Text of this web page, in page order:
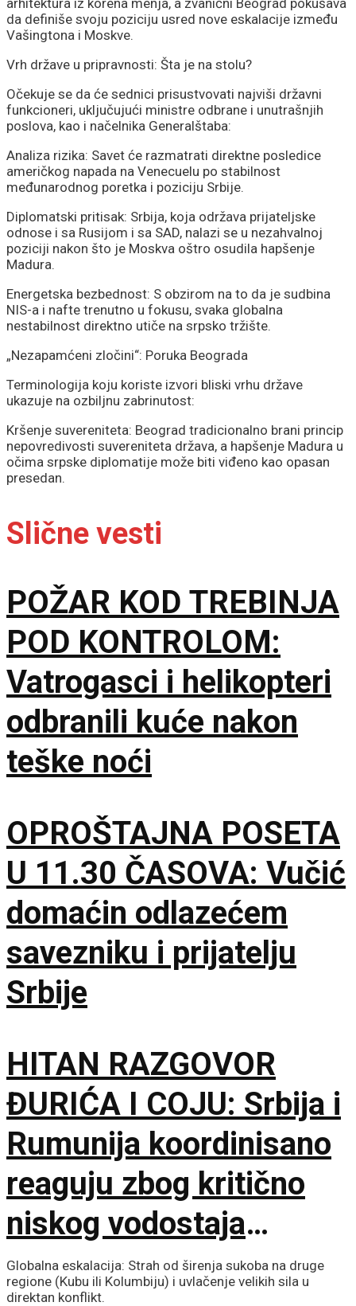
da definiše svoju poziciju usred nove eskalacije između
Vašingtona i Moskve.
Vrh države u pripravnosti: Šta je na stolu?
Očekuje se da će sednici prisustvovati najviši državni
funkcioneri, uključujući ministre odbrane i unutrašnjih
poslova, kao i načelnika Generalštaba:
Analiza rizika: Savet će razmatrati direktne posledice
američkog napada na Venecuelu po stabilnost
međunarodnog poretka i poziciju Srbije.
Diplomatski pritisak: Srbija, koja održava prijateljske
odnose i sa Rusijom i sa SAD, nalazi se u nezahvalnoj
poziciji nakon što je Moskva oštro osudila hapšenje
Madura.
Energetska bezbednost: S obzirom na to da je sudbina
NIS-a i nafte trenutno u fokusu, svaka globalna
nestabilnost direktno utiče na srpsko tržište.
„Nezapamćeni zločini“: Poruka Beograda
Terminologija koju koriste izvori bliski vrhu države
ukazuje na ozbiljnu zabrinutost:
Kršenje suvereniteta: Beograd tradicionalno brani princip
nepovredivosti suvereniteta država, a hapšenje Madura u
očima srpske diplomatije može biti viđeno kao opasan
presedan.
Slične vesti
POŽAR KOD TREBINJA
POD KONTROLOM:
Vatrogasci i helikopteri
odbranili kuće nakon
teške noći
OPROŠTAJNA POSETA
U 11.30 ČASOVA: Vučić
domaćin odlazećem
savezniku i prijatelju
Srbije
HITAN RAZGOVOR
ĐURIĆA I COJU: Srbija i
Rumunija koordinisano
reaguju zbog kritično
niskog vodostaja
Dunava
Globalna eskalacija: Strah od širenja sukoba na druge
regione (Kubu ili Kolumbiju) i uvlačenje velikih sila u
direktan konflikt.